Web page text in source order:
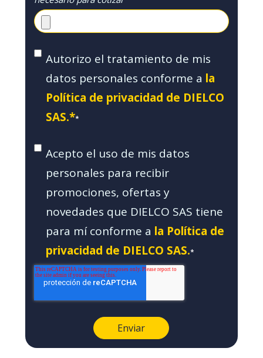
Autorizo el tratamiento de mis
datos personales conforme a la
Política de privacidad de DIELCO
SAS.**
Acepto el uso de mis datos
personales para recibir
promociones, ofertas y
novedades que DIELCO SAS tiene
para mí conforme a la Política de
privacidad de DIELCO SAS.*